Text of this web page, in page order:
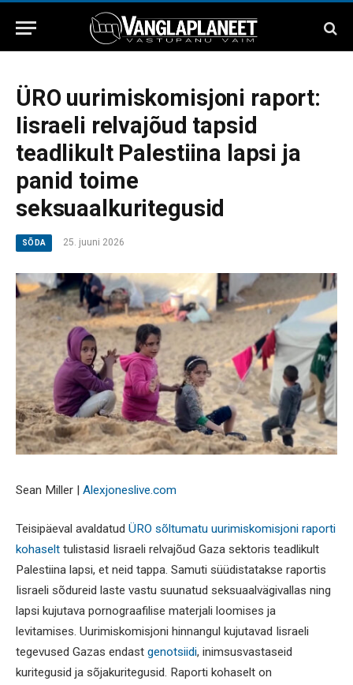
ÜRO uurimiskomisjoni raport:
Iisraeli relvajõud tapsid
teadlikult Palestiina lapsi ja
panid toime
seksuaalkuritegusid
SÕDA 25. juuni 2026
Sean Miller | Alexjoneslive.com
Teisipäeval avaldatud ÜRO sõltumatu uurimiskomisjoni raporti
kohaselt tulistasid Iisraeli relvajõud Gaza sektoris teadlikult
Palestiina lapsi, et neid tappa. Samuti süüdistatakse raportis
Iisraeli sõdureid laste vastu suunatud seksuaalvägivallas ning
lapsi kujutava pornograafilise materjali loomises ja
levitamises. Uurimiskomisjoni hinnangul kujutavad Iisraeli
tegevused Gazas endast genotsiidi, inimsusvastaseid
kuritegusid ja sõjakuritegusid. Raporti kohaselt on